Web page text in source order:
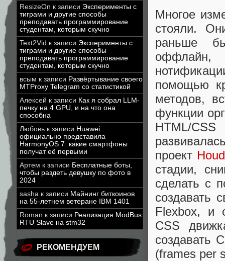
ResizeOn к записи Эксперименты с
тиграми и другие способы
преподавать программирование
студентам, которым скучно
Text2Vid к записи Эксперименты с
тиграми и другие способы
преподавать программирование
студентам, которым скучно
всым к записи Развёртывание своего
MTProxy Telegram со статистикой
Алексей к записи Как я собрал LLM-
печку на 4 GPU, и на что она
способна
Любовь к записи Huawei
официально представила
HarmonyOS 7: какие смартфоны
получат её первыми
Артем к записи Бесплатные боты,
чтобы раздеть девушку по фото в
2024
sasha к записи Майнинг биткоинов
на 55-летнем ветеране IBM 1401
Roman к записи Реализация ModBus
RTU Slave на stm32
РЕКОМЕНДУЕМ
Многое
стояли.
раньше
оффлайн,
помощью
методов,
функции
HTML/
проект
стадии,
сделать с
создавать
Flexbox, и
CSS
создавать
(frames per